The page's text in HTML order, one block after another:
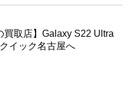
買取店】Galaxy S22 Ultra
イック名古屋へ